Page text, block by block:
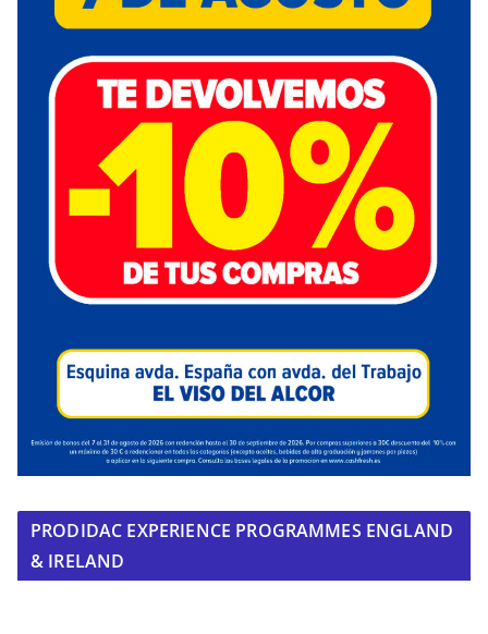
PRODIDAC EXPERIENCE PROGRAMMES ENGLAND
& IRELAND